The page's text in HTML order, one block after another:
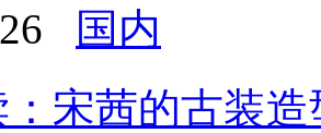
国内
：宋茜的古装